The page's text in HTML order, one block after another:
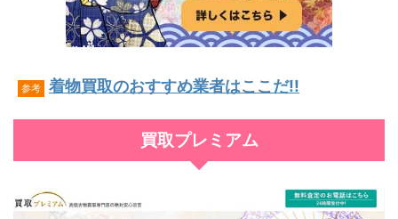
参考 着物買取のおすすめ業者はここだ!!
買取プレミアム